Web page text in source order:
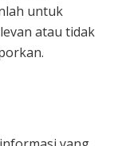
untuk
atau tidak